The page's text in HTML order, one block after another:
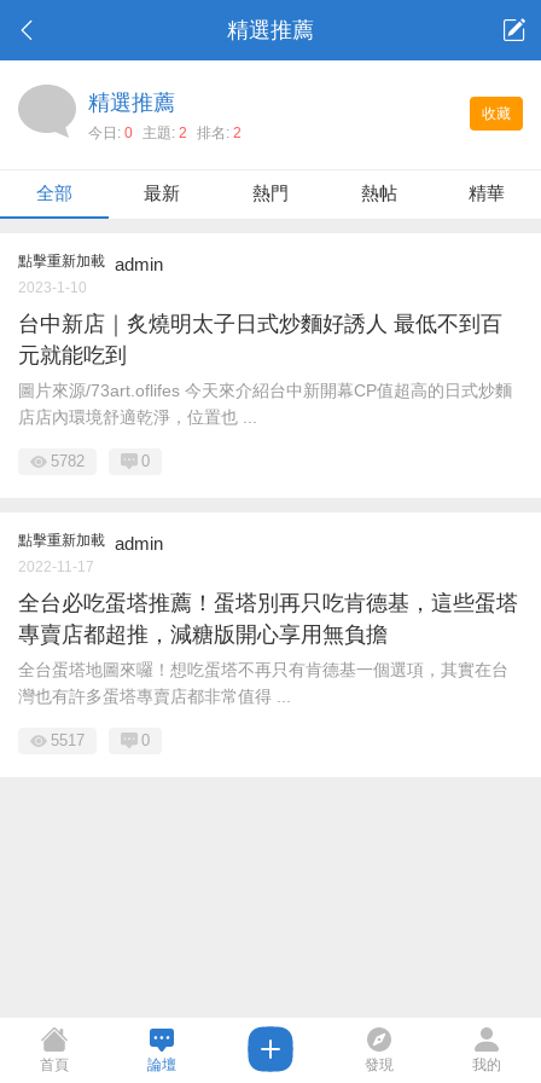
精選推薦
收藏
精選推薦
今日: 0 主題: 2 排名: 2
全部 最新 熱門 熱帖 精華
點擊重新加載 admin
2023-1-10
台中新店｜炙燒明太子日式炒麵好誘人 最低不到百
元就能吃到
圖片來源/73art.oflifes 今天來介紹台中新開幕CP值超高的日式炒麵
店店內環境舒適乾淨，位置也 ...
5782 0
點擊重新加載 admin
2022-11-17
全台必吃蛋塔推薦！蛋塔別再只吃肯德基，這些蛋塔
專賣店都超推，減糖版開心享用無負擔
全台蛋塔地圖來囉！想吃蛋塔不再只有肯德基一個選項，其實在台
灣也有許多蛋塔專賣店都非常值得 ...
5517 0
首頁 論壇 發現 我的